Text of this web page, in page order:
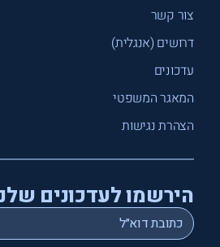
צור קשר
דרושים (אנגלית)
עדכונים
המאגר המשפטי
הצהרת נגישות
הירשמו לעדכונים
Email
*